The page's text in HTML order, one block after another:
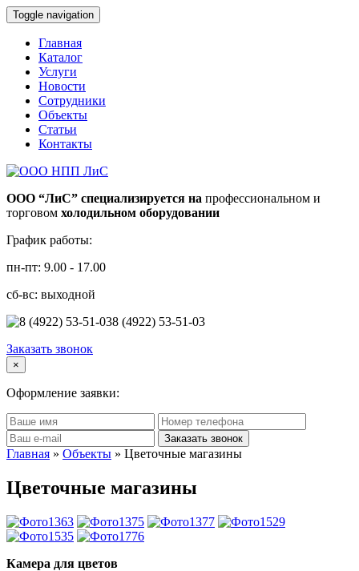
Toggle navigation
Главная
Каталог
Услуги
Новости
Сотрудники
Объекты
Статьи
Контакты
ООО “ЛиС” специализируется на профессиональном и
торговом холодильном оборудовании
График работы:
пн-пт: 9.00 - 17.00
сб-вс: выходной
8 (4922) 53-51-03
Заказать звонок
×
Оформление заявки:
Главная » Объекты » Цветочные магазины
Цветочные магазины
Камера для цветов